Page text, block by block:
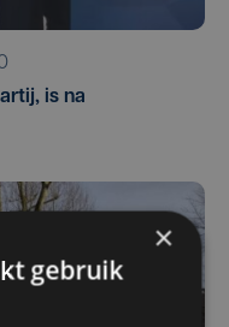
is na
×
gebruik